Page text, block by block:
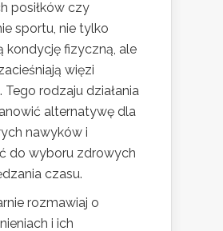
posiłków czy
sportu, nie tylko
kondycję fizyczną, ale
więzi
Tego rodzaju działania
alternatywę dla
nawyków i
do wyboru zdrowych
czasu.
rozmawiaj o
i ich